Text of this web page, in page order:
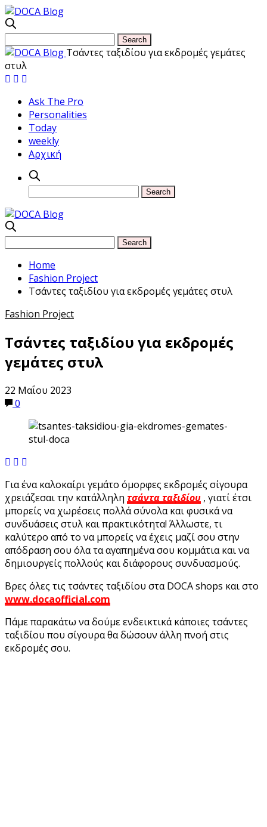
Τσάντες ταξιδίου για εκδρομές γεμάτες
στυλ
Ask The Pro
Personalities
Today
weekly
Αρχική
Home
Fashion Project
Τσάντες ταξιδίου για εκδρομές γεμάτες στυλ
Fashion Project
Τσάντες ταξιδίου για εκδρομές
γεμάτες στυλ
22 Μαΐου 2023
0
Για ένα καλοκαίρι γεμάτο όμορφες εκδρομές σίγουρα
χρειάζεσαι την κατάλληλη τσάντα ταξιδίου , γιατί έτσι
μπορείς να χωρέσεις πολλά σύνολα και φυσικά να
συνδυάσεις στυλ και πρακτικότητα! Άλλωστε, τι
καλύτερο από το να μπορείς να έχεις μαζί σου στην
απόδραση σου όλα τα αγαπημένα σου κομμάτια και να
δημιουργείς πολλούς και διάφορους συνδυασμούς.
Βρες όλες τις τσάντες ταξιδίου στα DOCA shops και στο
www.docaofficial.com
Πάμε παρακάτω να δούμε ενδεικτικά κάποιες τσάντες
ταξιδίου που σίγουρα θα δώσουν άλλη πνοή στις
εκδρομές σου.